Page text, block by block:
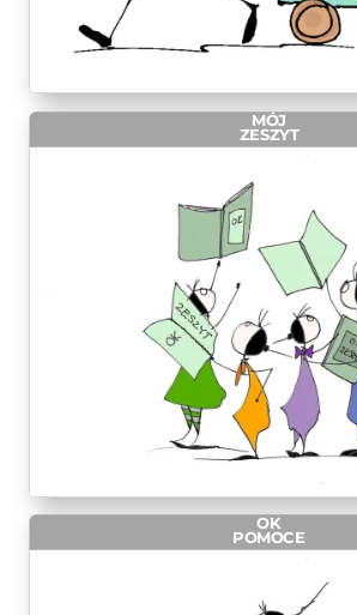
MÓJ
ZESZYT
OK
POMOCE